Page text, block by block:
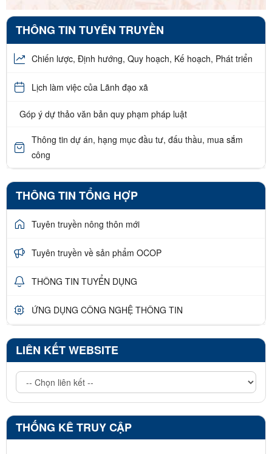
THÔNG TIN TUYÊN TRUYỀN
Chiến lược, Định hướng, Quy hoạch, Kế hoạch, Phát triển
Lịch làm việc của Lãnh đạo xã
Góp ý dự thảo văn bản quy phạm pháp luật
Thông tin dự án, hạng mục đầu tư, đấu thầu, mua sắm
công
THÔNG TIN TỔNG HỢP
Tuyên truyền nông thôn mới
Tuyên truyền về sản phẩm OCOP
THÔNG TIN TUYỂN DỤNG
ỨNG DỤNG CÔNG NGHỆ THÔNG TIN
LIÊN KẾT WEBSITE
THỐNG KÊ TRUY CẬP